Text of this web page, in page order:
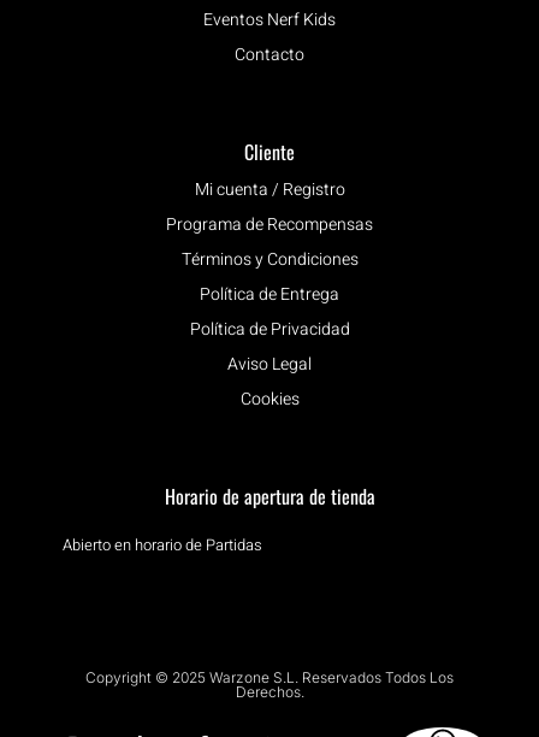
Eventos Nerf Kids
Contacto
Cliente
Mi cuenta / Registro
Programa de Recompensas
Términos y Condiciones
Política de Entrega
Política de Privacidad
Aviso Legal
Cookies
Horario de apertura de tienda
Abierto en horario de Partidas
Copyright © 2025 Warzone S.L. Reservados Todos Los
Derechos.